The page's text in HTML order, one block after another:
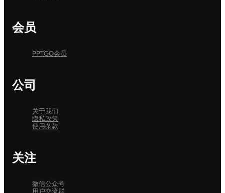
会员
PPTGO会员
公司
关于我们
隐私政策
使用条款
关注
微信公众号
用户交流群